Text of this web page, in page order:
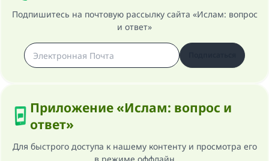
Подпишитесь на почтовую рассылку сайта «Ислам: вопрос
и ответ»
Приложение «Ислам: вопрос и
ответ»
Для быстрого доступа к нашему контенту и просмотра его